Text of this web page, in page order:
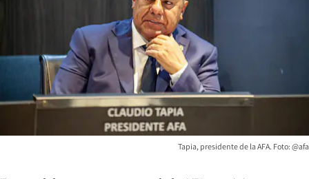
Tapia, presidente de la AFA. Foto: @afa